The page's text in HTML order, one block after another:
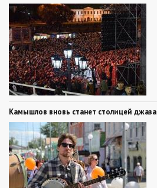
Камышлов вновь станет столицей джаза